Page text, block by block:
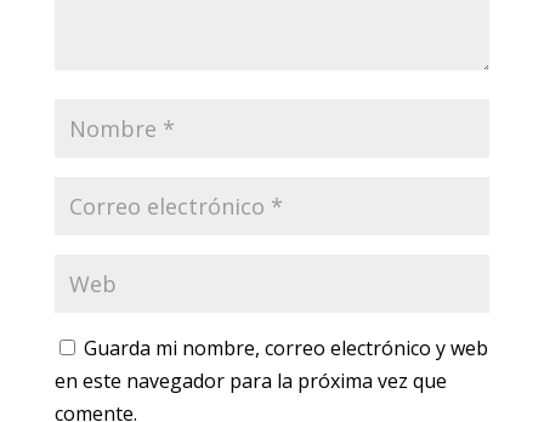
Guarda mi nombre, correo electrónico y web
en este navegador para la próxima vez que
comente.